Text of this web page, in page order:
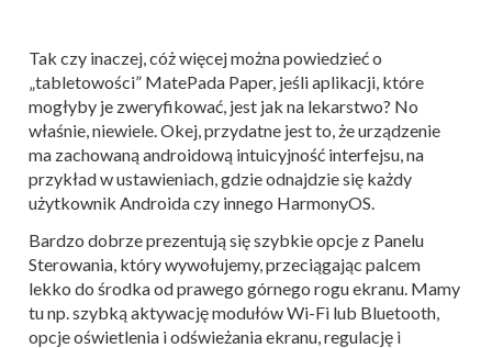
Tak czy inaczej, cóż więcej można powiedzieć o
„tabletowości” MatePada Paper, jeśli aplikacji, które
mogłyby je zweryfikować, jest jak na lekarstwo? No
właśnie, niewiele. Okej, przydatne jest to, że urządzenie
ma zachowaną androidową intuicyjność interfejsu, na
przykład w ustawieniach, gdzie odnajdzie się każdy
użytkownik Androida czy innego HarmonyOS.
Bardzo dobrze prezentują się szybkie opcje z Panelu
Sterowania, który wywołujemy, przeciągając palcem
lekko do środka od prawego górnego rogu ekranu. Mamy
tu np. szybką aktywację modułów Wi-Fi lub Bluetooth,
opcje oświetlenia i odświeżania ekranu, regulację i